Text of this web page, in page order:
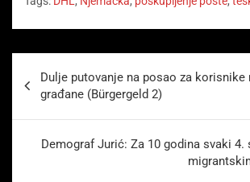
Dulje putovanje na posao za korisnike
građane (Bürgergeld 2)
Demograf Jurić: Za 10 godina svaki